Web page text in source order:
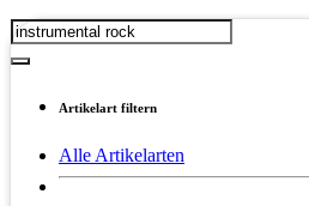
Artikelart filtern
Alle Artikelarten